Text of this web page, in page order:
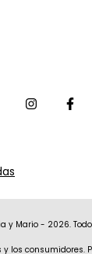
y Mario - 2026.
y los consumidores.